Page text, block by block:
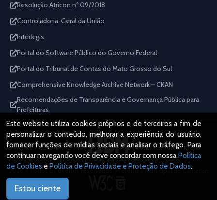
Resolução Atricon nº 09/2018
Controladoria-Geral da União
Interlegis
Portal do Software Público do Governo Federal
Portal do Tribunal de Contas do Mato Grosso do Sul
Comprehensive Knowledge Archive Network – CKAN
Recomendações de Transparência e Governança Pública para
Prefeituras
IBDM - Plataforma GEDDOEM
2026 - Todos os direitos reservados. Prefeitura Municipal de Camacan
Este website utiliza cookies próprios e de terceiros a fim de
personalizar o conteúdo, melhorar a experiência do usuário,
fornecer funções de mídias sociais e analisar o tráfego. Para
continuar navegando você deve concordar com nossaPolítica
de Cookies e Política de Privacidade e Proteção de Dados.
Estou ciente